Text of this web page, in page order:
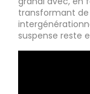
transformant de
suspense reste